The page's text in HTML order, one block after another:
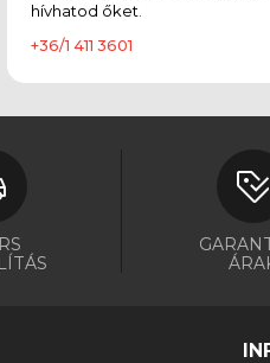
hívhatod őket.
+36/1 411 3601